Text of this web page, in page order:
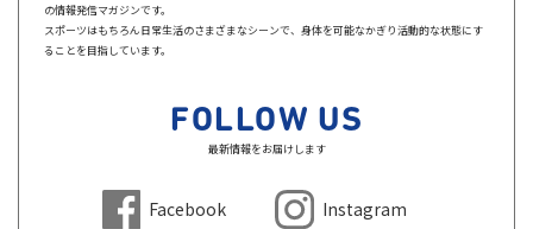
の情報発信マガジンです。
スポーツはもちろん日常生活のさまざまなシーンで、身体を可能なかぎり活動的な状態にす
ることを目指しています。
FOLLOW US
最新情報をお届けします
Facebook Instagram